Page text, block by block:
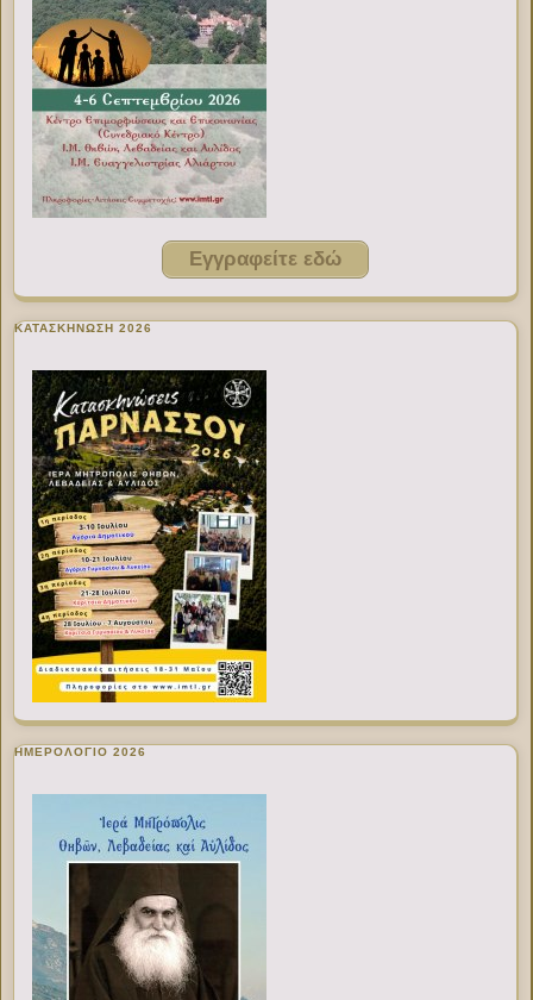
Εγγραφείτε εδώ
ΚΑΤΑΣΚΗΝΩΣΗ 2026
ΗΜΕΡΟΛΟΓΙΟ 2026